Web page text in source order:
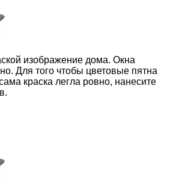
изображение дома. Окна
Для того чтобы цветовые пятна
краска легла ровно, нанесите